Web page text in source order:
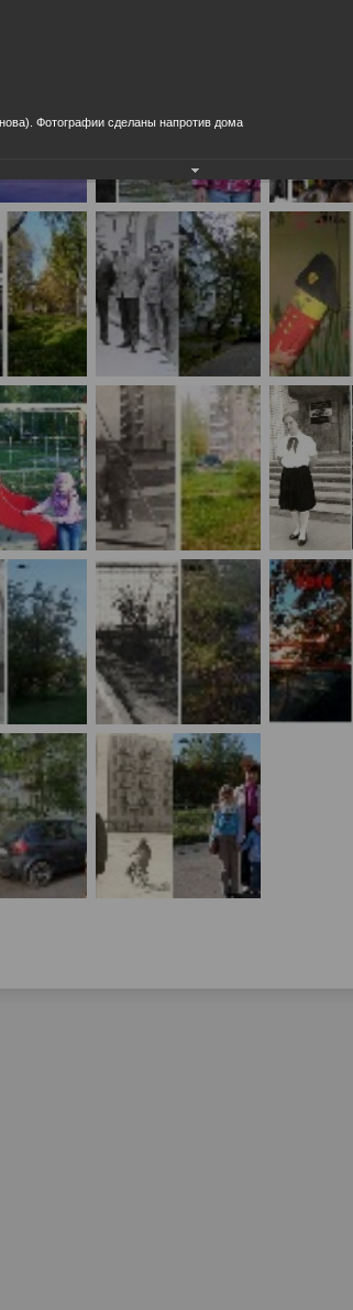
партнёрство
Фотографии сделаны напротив дома